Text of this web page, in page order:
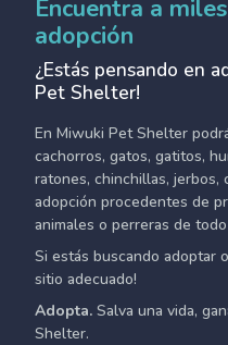
Encuentra a
adopción
¿Estás pensando en
Pet Shelter!
En Miwuki Pet Shelter
cachorros, gatos, gatitos,
ratones, chinchillas, jerbos,
adopción procedentes de
animales o perreras de
Si estás buscando adoptar
sitio adecuado!
Adopta. Salva una vida,
Shelter.